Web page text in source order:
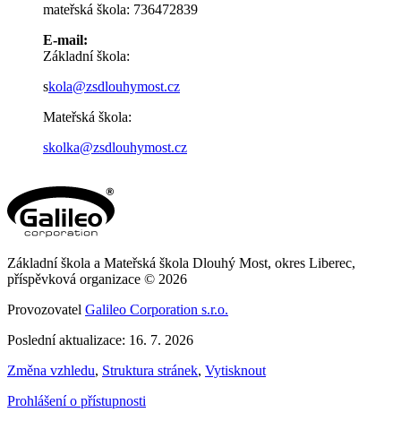
mateřská škola: 736472839
E-mail:
Základní škola:
skola@zsdlouhymost.cz
Mateřská škola:
skolka@zsdlouhymost.cz
Základní škola a Mateřská škola Dlouhý Most, okres Liberec,
příspěvková organizace © 2026
Provozovatel Galileo Corporation s.r.o.
Poslední aktualizace: 16. 7. 2026
Změna vzhledu, Struktura stránek, Vytisknout
Prohlášení o přístupnosti